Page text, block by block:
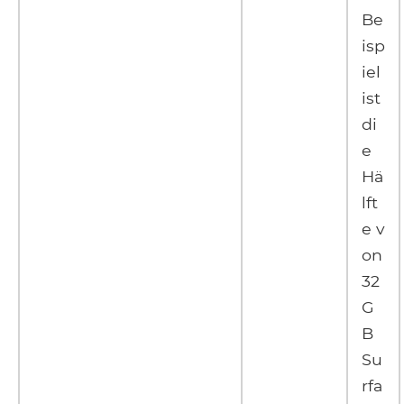
Be
isp
iel
ist
di
e
Hä
lft
e v
on
32
G
B
Su
rfa